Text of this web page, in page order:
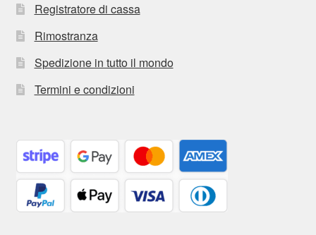
Registratore di cassa
Rimostranza
Spedizione in tutto il mondo
Termini e condizioni